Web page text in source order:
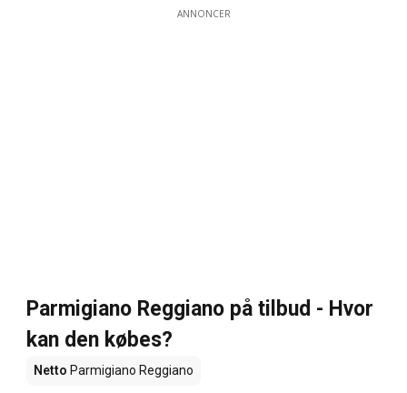
ANNONCER
Parmigiano Reggiano på tilbud - Hvor
kan den købes?
Netto Parmigiano Reggiano